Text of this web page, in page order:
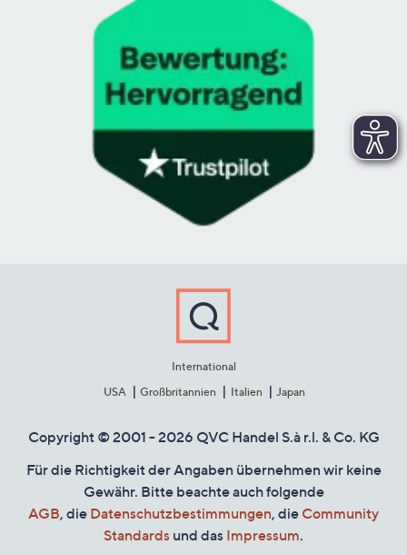
International
USA
Großbritannien Italien Japan
Copyright © 2001 - 2026 QVC Handel S.à r.l. & Co. KG
Für die Richtigkeit der Angaben übernehmen wir keine
Gewähr. Bitte beachte auch folgende
AGB, die Datenschutzbestimmungen, die Community
Standards und das Impressum.